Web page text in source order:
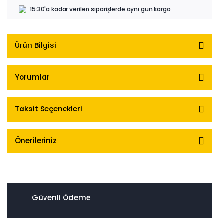
15:30'a kadar verilen siparişlerde aynı gün kargo
Ürün Bilgisi
Yorumlar
Taksit Seçenekleri
Önerileriniz
Güvenli Ödeme